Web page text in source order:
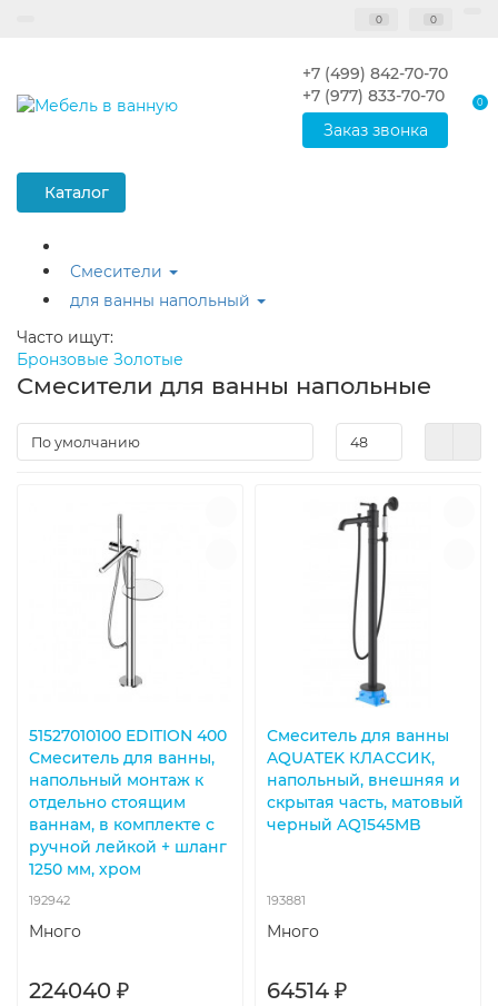
0 0
+7 (499) 842-70-70
+7 (977) 833-70-70
Заказ звонка
0
Каталог
Смесители
для ванны напольный
Часто ищут:
Бронзовые Золотые
Смесители для ванны напольные
51527010100 EDITION 400
Смеситель для ванны,
напольный монтаж к
отдельно стоящим
ваннам, в комплекте с
ручной лейкой + шланг
1250 мм, хром
192942
Много
224040 ₽
Смеситель для ванны
AQUATEK КЛАССИК,
напольный, внешняя и
скрытая часть, матовый
черный AQ1545MB
193881
Много
64514 ₽